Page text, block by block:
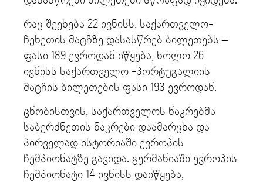
რაც შეეხება 22 ივნისს, საქართველო-
ჩეხეთის მატჩზე დასასწრებ ბილეთებს –
ფასი 189 ევროდან იწყება, ხოლო 26
ივნისს საქართველო -პორტუგალიის
მატჩის ბილეთების ფასი 193 ევროდან.
ცნობისთვის, საქართველოს ნაკრებმა
საბერძნეთის ნაკრები დაამარცხა და
პირველად ისტორიაში ევროპის
ჩემპიონატზე გავიდა. გერმანიაში ევროპის
ჩემპიონატი 14 ივნისს დაიწყება,